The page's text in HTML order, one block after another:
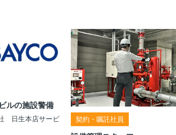
ルの施設警備
日生本店サービ
契約・嘱託社員